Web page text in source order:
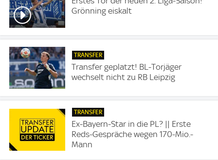
Grönning eiskalt
TRANSFER
Transfer geplatzt! BL-Torjäger
wechselt nicht zu RB Leipzig
TRANSFER
Ex-Bayern-Star in die PL? || Erste
Reds-Gespräche wegen 170-Mio.-
Mann